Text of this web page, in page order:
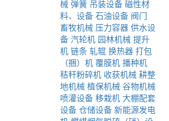
械 弹簧 吊装设备 磁性材
料、设备 石油设备 阀门
畜牧机械 压力容器 供水设
备 汽轮机 园林机械 提升
机 链条 轧辊 换热器 打包
（捆）机 覆膜机 播种机
秸秆粉碎机 收获机械 耕整
地机械 植保机械 谷物机械
喷灌设备 移栽机 大棚配套
设备 仓储设备 新能源发电